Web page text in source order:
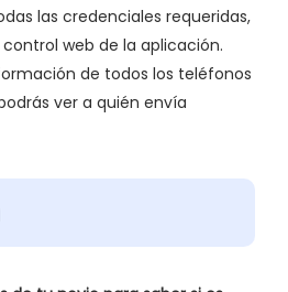
las credenciales requeridas,
web de la aplicación.
de todos los teléfonos
ver a quién envía